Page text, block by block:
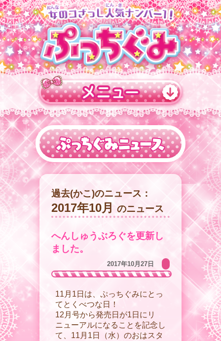
過去(かこ)のニュース：
2017年10月 のニュース
へんしゅうぶろぐを更新し
ました。
2017年10月27日
11月1日は、ぷっちぐみにとっ
てとくべつな日！
12月号から発売日が1日にリ
ニューアルになることを記念し
て、11月1日（水）のおはスタ